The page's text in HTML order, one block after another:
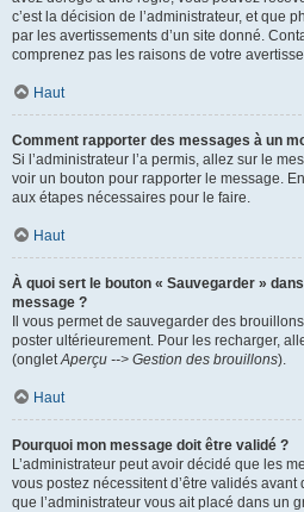
c’est la décision de l’administrateur, et que
par les avertissements d’un site donné.
comprenez pas les raisons de votre
Haut
Comment rapporter des messages à un
Si l’administrateur l’a permis, allez sur le
voir un bouton pour rapporter le message.
aux étapes nécessaires pour le faire.
Haut
À quoi sert le bouton « Sauvegarder »
message ?
Il vous permet de sauvegarder des
poster ultérieurement. Pour les recharger,
(ongletAperçu --> Gestion des brouillons).
Haut
Pourquoi mon message doit être validé ?
L’administrateur peut avoir décidé que les
vous postez nécessitent d’être validés avant
que l’administrateur vous ait placé dans un